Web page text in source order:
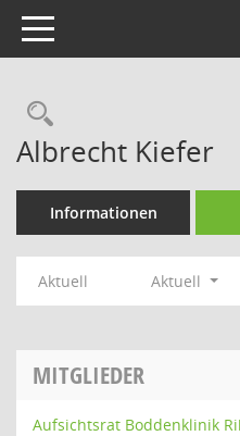
Toggle navigation
Albrecht Kiefer
Informationen
Aktuell Aktuell
MITGLIEDER
Aufsichtsrat Boddenklinik